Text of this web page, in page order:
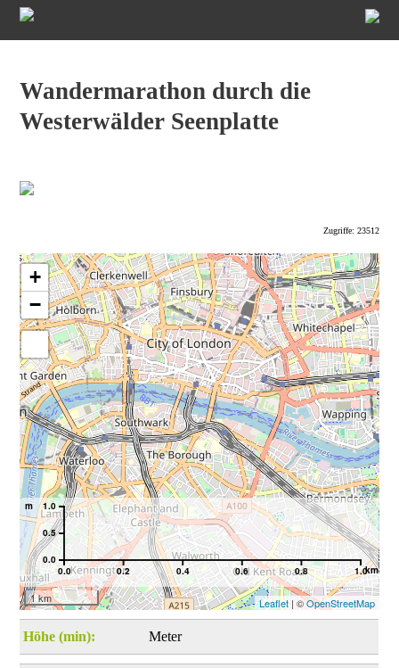
Wandermarathon durch die
Westerwälder Seenplatte
Zugriffe: 23512
+
−
0.0 0.2 0.4 0.6 0.8 1.0km
0.0
0.5
1.0
m
1 km Leaflet| ©OpenStreetMap
Höhe (min): Meter